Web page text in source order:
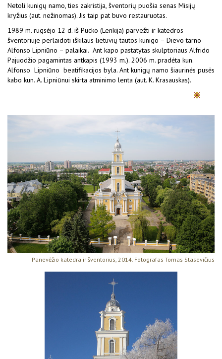
Netoli kunigų namo, ties zakristija, šventorių puošia senas Misijų
kryžius (aut. nežinomas). Jis taip pat buvo restauruotas.
1989 m. rugsėjo 12 d. iš Pucko (Lenkija) parvežti ir katedros
šventoriuje perlaidoti iškilaus lietuvių tautos kunigo – Dievo tarno
Alfonso Lipniūno – palaikai. Ant kapo pastatytas skulptoriaus Alfrido
Pajuodžio pagamintas antkapis (1993 m.). 2006 m. pradėta kun.
Alfonso Lipniūno beatifikacijos byla. Ant kunigų namo šiaurinės pusės
kabo kun. A. Lipniūnui skirta atminimo lenta (aut. K. Krasauskas).
Panevėžio katedra ir šventorius, 2014. Fotografas Tomas Stasevičius